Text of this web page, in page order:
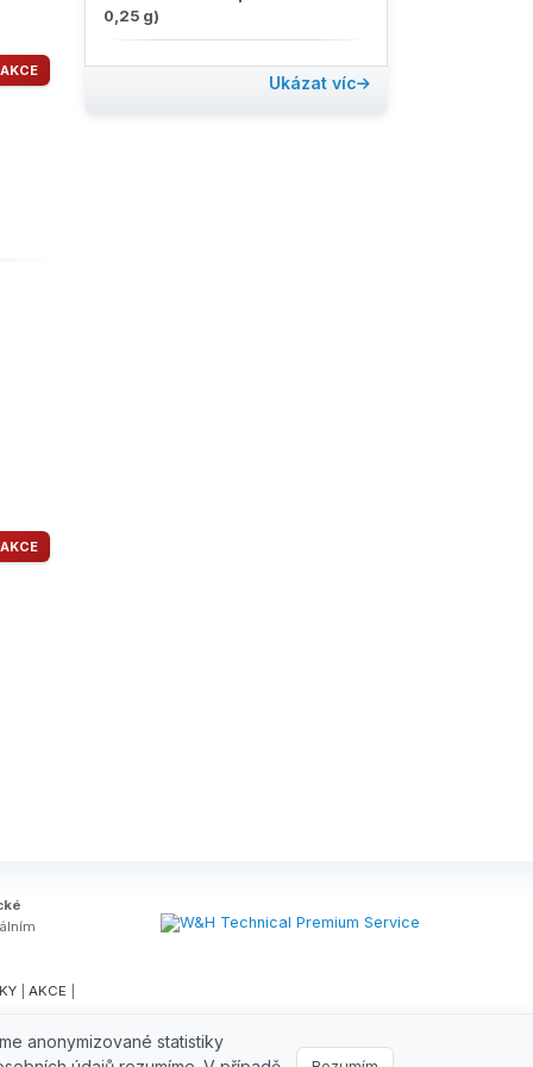
AKCE
AKCE
0,25 g)
Ukázat víc
AKCE
anonymizované statistiky